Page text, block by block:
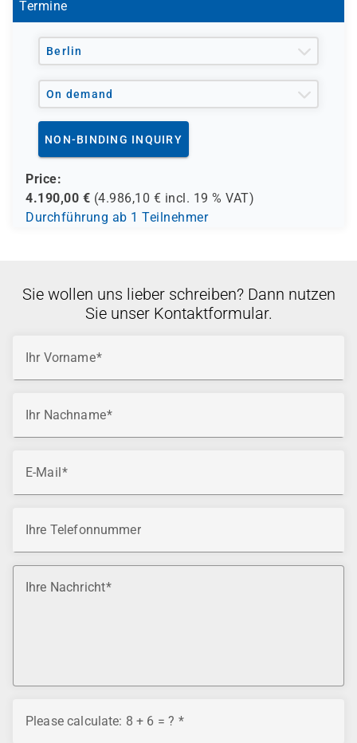
Termine
Berlin
On demand
NON-BINDING INQUIRY
Price:
4.190,00 € (4.986,10 € incl. 19 % VAT)
Durchführung ab 1 Teilnehmer
Sie wollen uns lieber schreiben? Dann nutzen
Sie unser Kontaktformular.
Ihr Vorname
Ihr Nachname
E-Mail
Ihre Telefonnummer
Ihre Nachricht
Please calculate: 8 + 6 = ?